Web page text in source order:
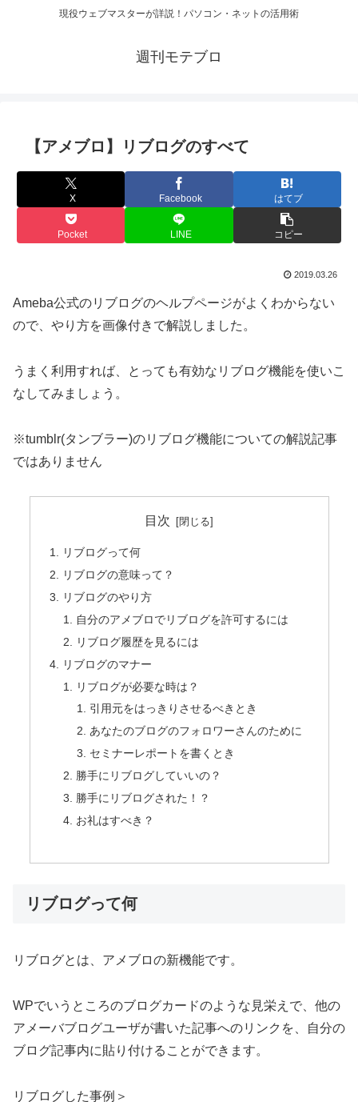
現役ウェブマスターが詳説！パソコン・ネットの活用術
週刊モテブロ
【アメブロ】リブログのすべて
X Facebook はてブ
Pocket LINE コピー
2019.03.26
Ameba公式のリブログのヘルプページがよくわからない
ので、やり方を画像付きで解説しました。
うまく利用すれば、とっても有効なリブログ機能を使いこ
なしてみましょう。
※tumblr(タンブラー)のリブログ機能についての解説記事
ではありません
目次
リブログって何
リブログの意味って？
リブログのやり方
自分のアメブロでリブログを許可するには
リブログ履歴を見るには
リブログのマナー
リブログが必要な時は？
引用元をはっきりさせるべきとき
あなたのブログのフォロワーさんのために
セミナーレポートを書くとき
勝手にリブログしていいの？
勝手にリブログされた！？
お礼はすべき？
リブログって何
リブログとは、アメブロの新機能です。
WPでいうところのブログカードのような見栄えで、他の
アメーバブログユーザが書いた記事へのリンクを、自分の
ブログ記事内に貼り付けることができます。
リブログした事例＞